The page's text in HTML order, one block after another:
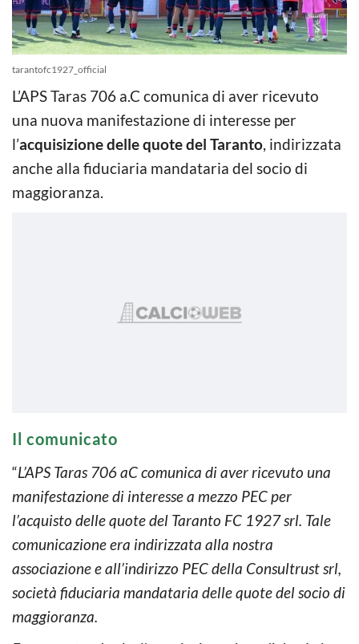
tarantofc1927_official
L’APS Taras 706 a.C comunica di aver ricevuto
una nuova manifestazione di interesse per
l’acquisizione delle quote del Taranto, indirizzata
anche alla fiduciaria mandataria del socio di
maggioranza.
Il comunicato
“L’APS Taras 706 aC comunica di aver ricevuto una
manifestazione di interesse a mezzo PEC per
l’acquisto delle quote del Taranto FC 1927 srl. Tale
comunicazione era indirizzata alla nostra
associazione e all’indirizzo PEC della Consultrust srl,
società fiduciaria mandataria delle quote del socio di
maggioranza.